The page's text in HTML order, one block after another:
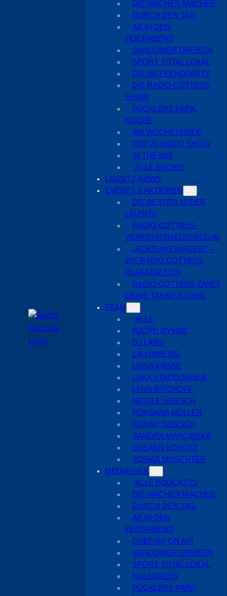
DIE WACHER MACHER
DURCH DEN TAG
AB IN DEN
FEIERABEND
SANDOWER DREIECK
SPORT TOTAL LOKAL
DIE WEEKENDPARTY
DIE RADIO COTTBUS
SHOW
PÜCKLERS PARK
KÜCHE
AM WOCHENENDE
TOP 20 RADIO SHOW
IN THE MIX
ALLE SHOWS
LAUSITZ-NEWS
EVENTS & AKTIONEN
DIE BESTEN 10 DER
LAUSITZ
RADIO COTTBUS-
VERKEHRSMELDERCLUB
„ACHTUNG KINDER!“ –
DIE RADIO COTTBUS
PLAKATAKTION
RADIO COTTBUS ZAHLT
DEINE TANKFÜLLUNG
TEAM
ALLE
BJÖRN DYMKE
DJ LARS
LIA LIMBERG
LUISA KRAKE
LUKA STADELMEIER
LYNN BISCHOFF
NICOLE LIERSCH
ROKSANA MÜLLER
RONNY GERSCH
SANDRA MARCINSKA
SUSANN SCHÜTZ
TOBIAS MUSCHTER
MEDIATHEK
ALLE PODCASTS
DIE WACHER MACHER
DURCH DEN TAG
AB IN DEN
FEIERABEND
CHEF(IN) ON AIR
SANDOWER DREIECK
SPORT TOTAL LOKAL
NULLDREI55
PÜCKLERS PARK